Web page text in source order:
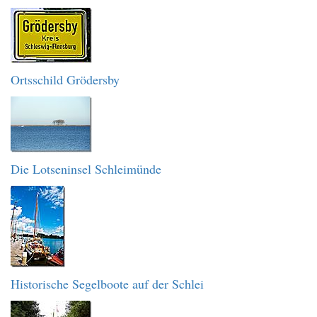
Ortsschild Grödersby
Die Lotseninsel Schleimünde
Historische Segelboote auf der Schlei